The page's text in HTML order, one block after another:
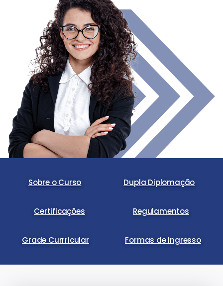
Sobre o Curso Dupla Diplomação
Certificações Regulamentos
Grade Currricular Formas de Ingresso